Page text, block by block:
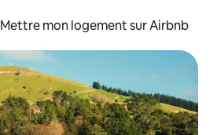
Mettre mon logement sur Airbnb